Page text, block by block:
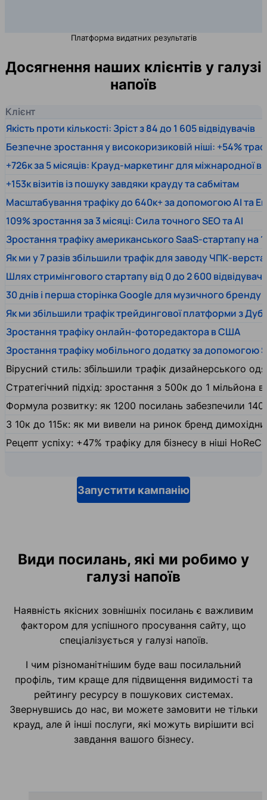
Платформа видатних результатів
Досягнення наших клієнтів у галузі
напоїв
Клієнт
Якість проти кількості: Зріст з 84 до 1 605 відвідувачів
Безпечне зростання у високоризиковій ніші: +54%
+726к за 5 місяців: Крауд-маркетинг для міжнародної
+153к візитів із пошуку завдяки крауду та сабмітам
Масштабування трафіку до 640к+ за допомогою AI та
109% зростання за 3 місяці: Сила точного SEO та AI
Зростання трафіку американського SaaS-стартапу на
Як ми у 7 разів збільшили трафік для заводу ЧПК-
Шлях стримінгового стартапу від 0 до 2 600
30 днів і перша сторінка Google для музичного бренду
Як ми збільшили трафік трейдингової платформи з
Зростання трафіку онлайн-фоторедактора в США
Зростання трафіку мобільного додатку за допомогою
Вірусний стиль: збільшили трафік дизайнерського
Стратегічний підхід: зростання з 500к до 1 мільйона
Формула розвитку: як 1200 посилань забезпечили
З 10к до 115к: як ми вивели на ринок бренд
Рецепт успіху: +47% трафіку для бізнесу в ніші HoReCa
Запустити кампанію
Види посилань, які ми робимо у
галузі напоїв
Наявність якісних зовнішніх посилань є важливим
фактором для успішного просування сайту, що
спеціалізується у галузі напоїв.
І чим різноманітнішим буде ваш посилальний
профіль, тим краще для підвищення видимості та
рейтингу ресурсу в пошукових системах.
Звернувшись до нас, ви можете замовити не тільки
крауд, але й інші послуги, які можуть вирішити всі
завдання вашого бізнесу.